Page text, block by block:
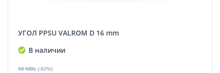
УГОЛ PPSU VALROM D 16 mm
В наличии
58 MDL (-62%)